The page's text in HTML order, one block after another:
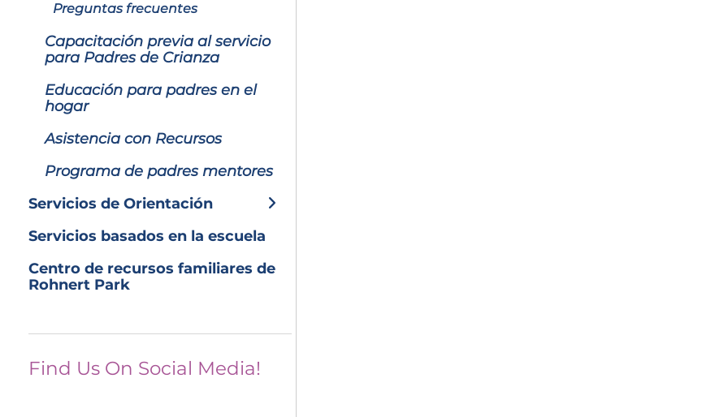
Preguntas frecuentes
Capacitación previa al servicio
para Padres de Crianza
Educación para padres en el
hogar
Asistencia con Recursos
Programa de padres mentores
Servicios de Orientación
Servicios basados ​​en la escuela
Centro de recursos familiares de
Rohnert Park
Find Us On Social Media!